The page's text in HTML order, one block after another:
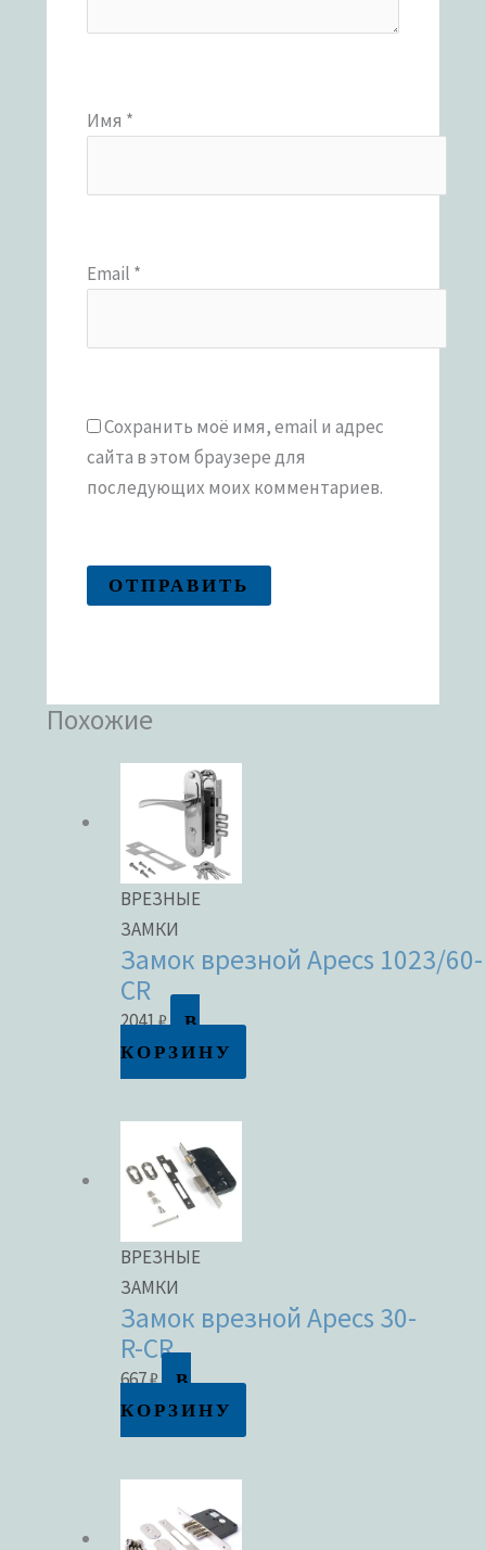
Имя *
Email *
Сохранить моё имя, email и адрес
сайта в этом браузере для
последующих моих комментариев.
Похожие
ВРЕЗНЫЕ
ЗАМКИ
Замок врезной Apecs 1023/60-
CR
2041₽
В
КОРЗИНУ
ВРЕЗНЫЕ
ЗАМКИ
Замок врезной Apecs 30-
R-CR
667₽
В
КОРЗИНУ